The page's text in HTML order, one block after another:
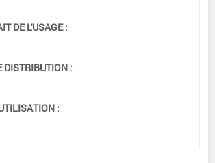
DE L'USAGE :
DISTRIBUTION :
: